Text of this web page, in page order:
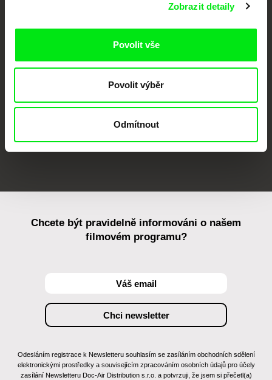
Zobrazit detaily
Povolit vše
Povolit výběr
Odmítnout
CPH:DOX
Against Gravity
Chcete být pravidelně informováni o našem
filmovém programu?
Odesláním registrace k Newsletteru souhlasím se zasíláním obchodních sdělení
elektronickými prostředky a souvisejícím zpracováním osobních údajů pro účely
zasílání Newsletteru Doc-Air Distribution s.r.o. a potvrzuji, že jsem si přečetl(a)